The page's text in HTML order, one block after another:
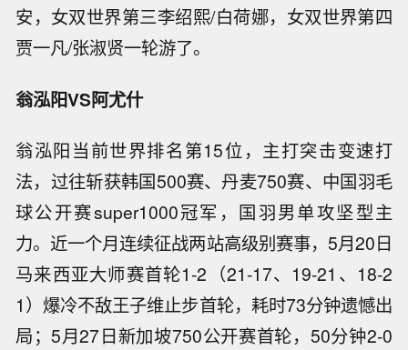
安，女双世界第三李绍熙/白荷娜，女双世界第四
贾一凡/张淑贤一轮游了。
翁泓阳VS阿尤什
翁泓阳当前世界排名第15位，主打突击变速打
法，过往斩获韩国500赛、丹麦750赛、中国羽毛
球公开赛super1000冠军，国羽男单攻坚型主
力。近一个月连续征战两站高级别赛事，5月20日
马来西亚大师赛首轮1-2（21-17、19-21、18-2
1）爆冷不敌王子维止步首轮，耗时73分钟遗憾出
局；5月27日新加坡750公开赛首轮，50分钟2-0